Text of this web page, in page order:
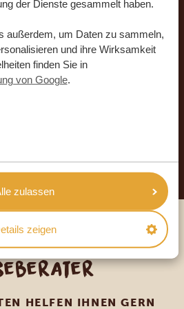
der Dienste gesammelt haben.
außerdem, um Daten zu sammeln,
und ihre Wirksamkeit
finden Sie in
von Google.
zulassen
zeigen
mit uns Ihre
zusammen
Sie mit einem
HELFEN IHNEN GERN